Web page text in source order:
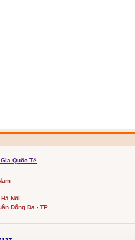
Quốc Tế
Nam
Nội
Đống Đa - TP